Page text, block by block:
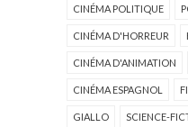
CINÉMA POLITIQUE
CINÉMA D'HORREUR
CINÉMA D'ANIMATION
CINÉMA ESPAGNOL
GIALLO SCIENCE-